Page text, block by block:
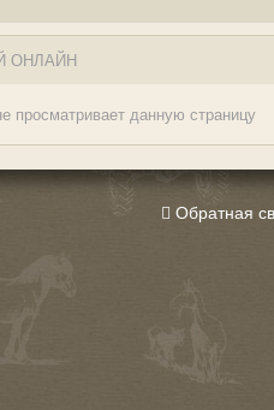
ОНЛАЙН
просматривает данную страницу
Обратная